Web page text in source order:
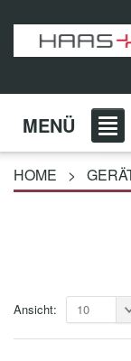
MENÜ
HOME >
Ansicht: 10